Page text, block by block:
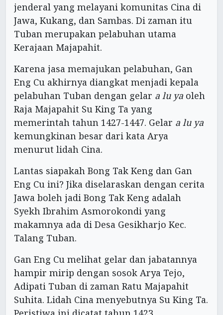
jenderal yang melayani komunitas Cina di
Jawa, Kukang, dan Sambas. Di zaman itu
Tuban merupakan pelabuhan utama
Kerajaan Majapahit.
Karena jasa memajukan pelabuhan, Gan
Eng Cu akhirnya diangkat menjadi kepala
pelabuhan Tuban dengan gelar a lu ya oleh
Raja Majapahit Su King Ta yang
memerintah tahun 1427-1447. Gelar a lu ya
kemungkinan besar dari kata Arya
menurut lidah Cina.
Lantas siapakah Bong Tak Keng dan Gan
Eng Cu ini? Jika diselaraskan dengan cerita
Jawa boleh jadi Bong Tak Keng adalah
Syekh Ibrahim Asmorokondi yang
makamnya ada di Desa Gesikharjo Kec.
Talang Tuban.
Gan Eng Cu melihat gelar dan jabatannya
hampir mirip dengan sosok Arya Tejo,
Adipati Tuban di zaman Ratu Majapahit
Suhita. Lidah Cina menyebutnya Su King Ta.